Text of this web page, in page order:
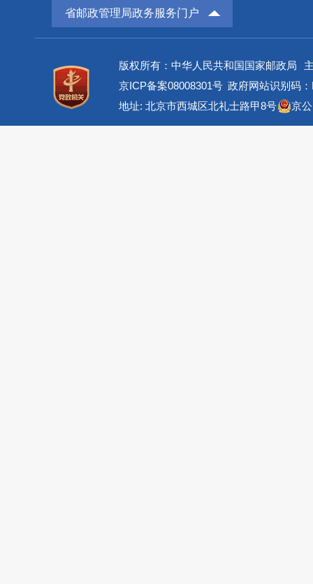
省邮政管理局政务服务门户
版权所有：中华人民共和国国家邮政局
京ICP备案08008301号 政府网站识别码
地址: 北京市西城区北礼士路甲8号
京